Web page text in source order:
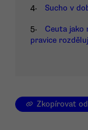
4. Sucho v
5.
Ceuta jako
pravice
Zkopírovat